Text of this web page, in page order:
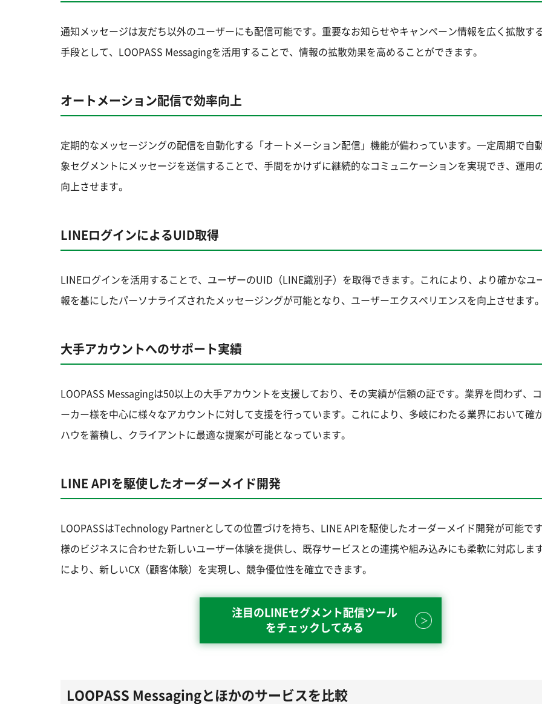
通知メッセージは友だち以外のユーザーにも配信可能です。重要なお知らせやキャンペーン情報を広く拡散す
手段として、LOOPASS Messagingを活用することで、情報の拡散効果を高めることができます。
オートメーション配信で効率向上
定期的なメッセージングの配信を自動化する「オートメーション配信」機能が備わっています。一定周期で自
象セグメントにメッセージを送信することで、手間をかけずに継続的なコミュニケーションを実現でき、運用
向上させます。
LINEログインによるUID取得
LINEログインを活用することで、ユーザーのUID（LINE識別子）を取得できます。これにより、より確かなユ
報を基にしたパーソナライズされたメッセージングが可能となり、ユーザーエクスペリエンスを向上させます。
大手アカウントへのサポート実績
LOOPASS Messagingは50以上の大手アカウントを支援しており、その実績が信頼の証です。業界を問わず、
ーカー様を中心に様々なアカウントに対して支援を行っています。これにより、多岐にわたる業界において確
ハウを蓄積し、クライアントに最適な提案が可能となっています。
LINE APIを駆使したオーダーメイド開発
LOOPASSはTechnology Partnerとしての位置づけを持ち、LINE APIを駆使したオーダーメイド開発が可能で
様のビジネスに合わせた新しいユーザー体験を提供し、既存サービスとの連携や組み込みにも柔軟に対応しま
により、新しいCX（顧客体験）を実現し、競争優位性を確立できます。
注目のLINEセグメント配信ツール
をチェックしてみる
LOOPASS Messagingとほかのサービスを比較